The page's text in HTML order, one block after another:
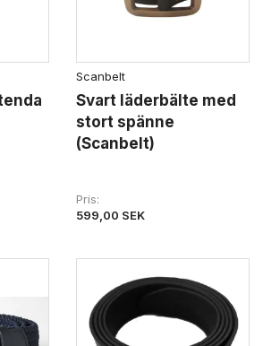
Scanbelt
Svart läderbälte med
stort spänne
(Scanbelt)
Pris
599,00 SEK